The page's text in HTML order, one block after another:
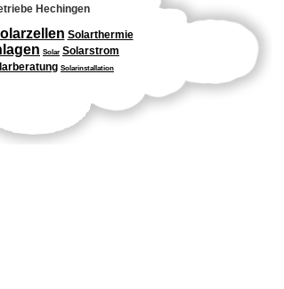
Hechingen
Solarthermie
Solar Solarstrom
Solarinstallation